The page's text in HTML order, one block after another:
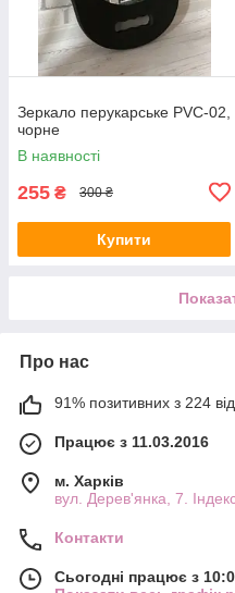
Зеркало перукарське PVC-02,
чорне
В наявності
255 ₴ 300 ₴
Купити
Про нас
91% позитивних з 224
Працює з 11.03.2016
м. Харків
вул. Дерев'янка, 7.
Контакти
Сьогодні працює з